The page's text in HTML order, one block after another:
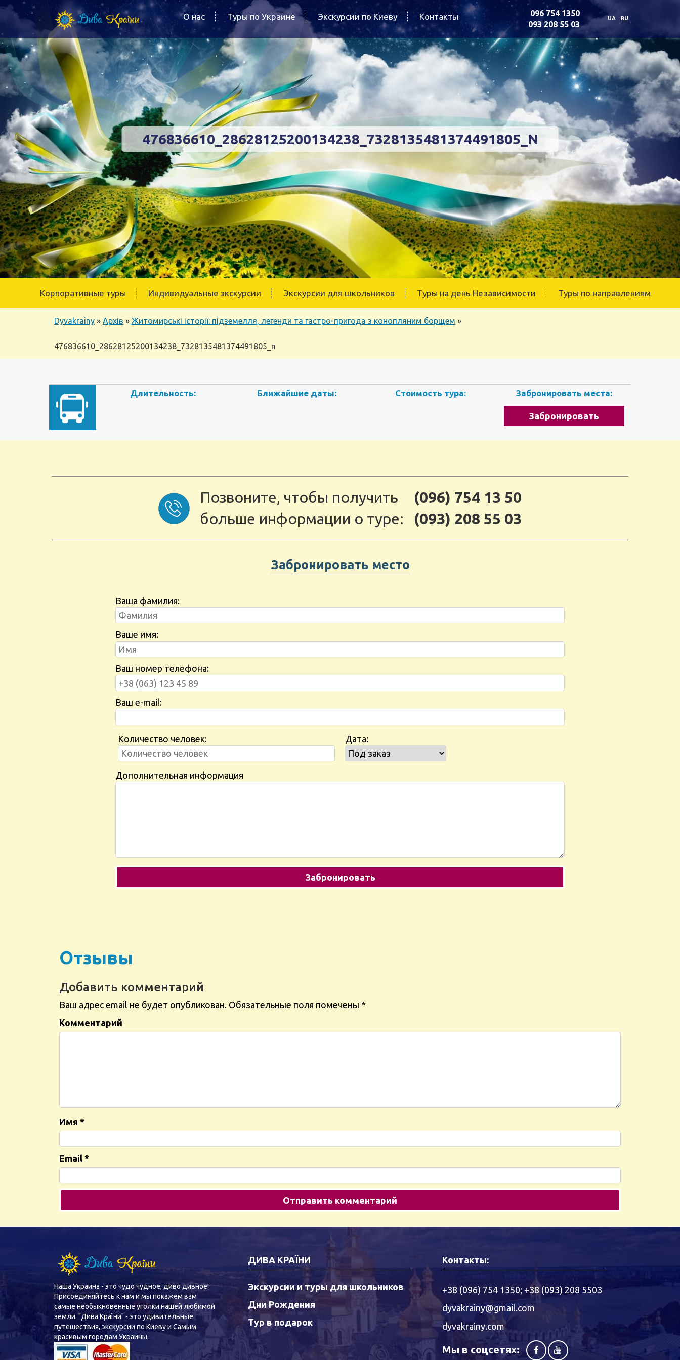
О нас Туры по Украине Экскурсии по Киеву Контакты
096 754 1350
093 208 55 03
UA RU
476836610_28628125200134238_7328135481374491805_N
Корпоративные туры Индивидуальные экскурсии Экскурсии для школьников Туры на день Независимости Туры по направлениям
Dyvakrainy » Архів » Житомирські історії: підземелля, легенди та гастро-пригода з конопляним борщем »
476836610_28628125200134238_7328135481374491805_n
Длительность: Ближайшие даты: Стоимость тура: Забронировать места:
Забронировать
Позвоните, чтобы получить
больше информации о туре:
(096) 754 13 50
(093) 208 55 03
Забронировать место
Ваша фамилия:
Ваше имя:
Ваш номер телефона:
Ваш e-mail:
Количество человек: Дата:
Дополнительная информация
Отзывы
Добавить комментарий
Ваш адрес email не будет опубликован. Обязательные поля помечены *
Комментарий
Имя *
Email *
Наша Украина - это чудо чудное, диво дивное!
Присоединяйтесь к нам и мы покажем вам
самые необыкновенные уголки нашей любимой
земли. "Дива Країни" - это удивительные
путешествия, экскурсии по Киеву и Самым
красивым городам Украины.
ДИВА КРАЇНИ
Экскурсии и туры для школьников
Дни Рождения
Тур в подарок
Контакты:
+38 (096) 754 1350; +38 (093) 208 5503
dyvakrainy@gmail.com
dyvakrainy.com
Мы в соцсетях: